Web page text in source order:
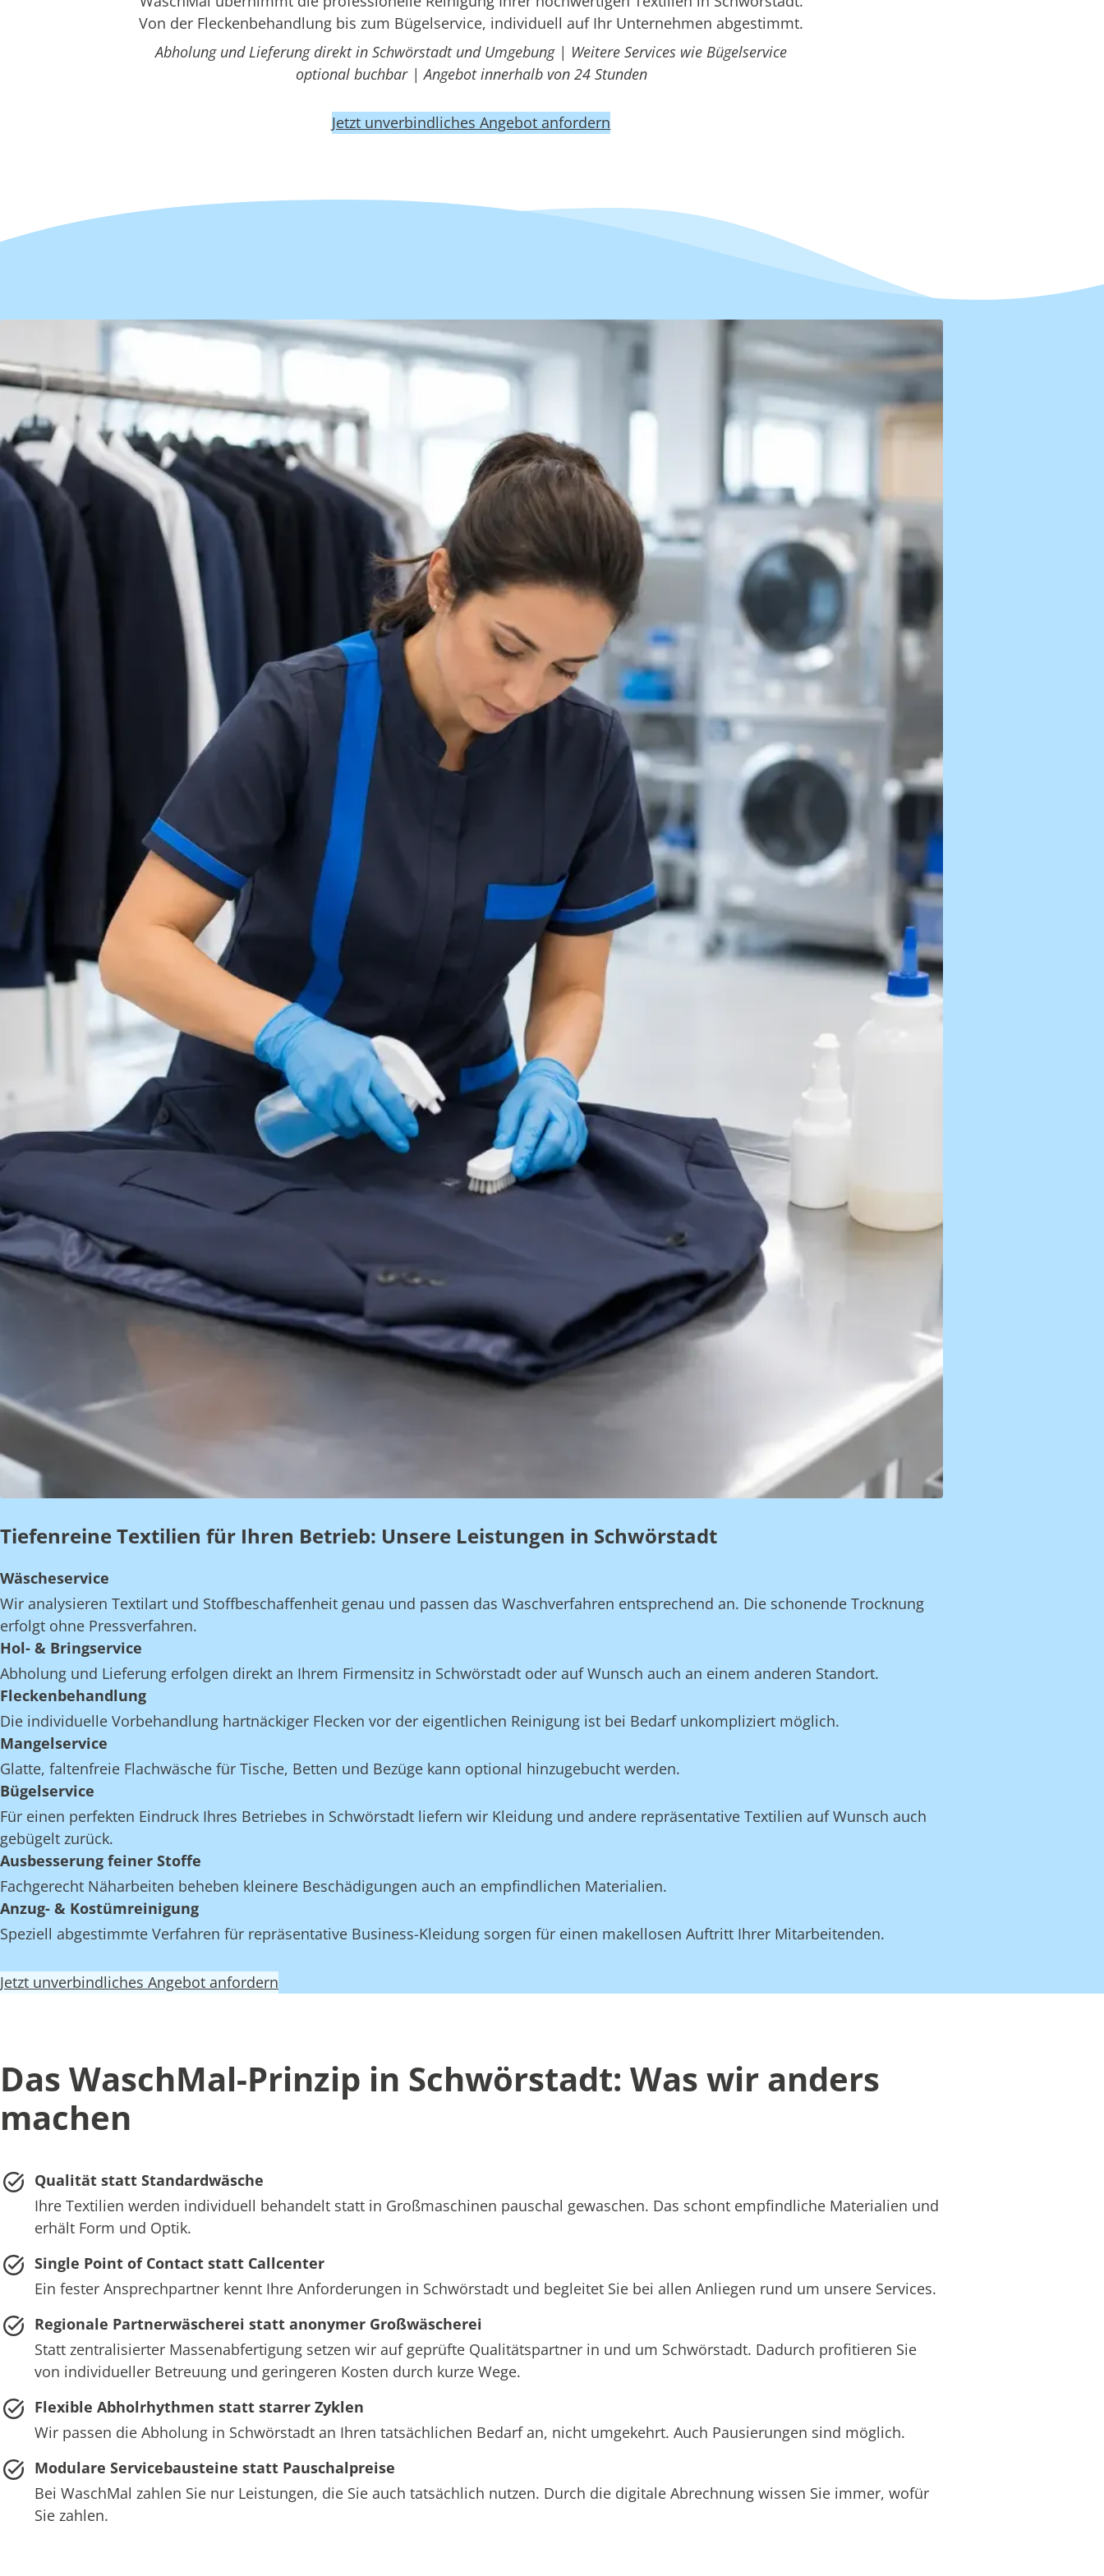
Von der Fleckenbehandlung bis zum Bügelservice, individuell auf Ihr Unternehmen abgestimmt.
Abholung und Lieferung direkt in Schwörstadt und Umgebung | Weitere Services wie Bügelservice
optional buchbar | Angebot innerhalb von 24 Stunden
Jetzt unverbindliches Angebot anfordern
Tiefenreine Textilien für Ihren Betrieb: Unsere Leistungen in Schwörstadt
Wäscheservice
Wir analysieren Textilart und Stoffbeschaffenheit genau und passen das Waschverfahren entsprechend an. Die schonende Trocknung
erfolgt ohne Pressverfahren.
Hol- & Bringservice
Abholung und Lieferung erfolgen direkt an Ihrem Firmensitz in Schwörstadt oder auf Wunsch auch an einem anderen Standort.
Fleckenbehandlung
Die individuelle Vorbehandlung hartnäckiger Flecken vor der eigentlichen Reinigung ist bei Bedarf unkompliziert möglich.
Mangelservice
Glatte, faltenfreie Flachwäsche für Tische, Betten und Bezüge kann optional hinzugebucht werden.
Bügelservice
Für einen perfekten Eindruck Ihres Betriebes in Schwörstadt liefern wir Kleidung und andere repräsentative Textilien auf Wunsch auch
gebügelt zurück.
Ausbesserung feiner Stoffe
Fachgerecht Näharbeiten beheben kleinere Beschädigungen auch an empfindlichen Materialien.
Anzug- & Kostümreinigung
Speziell abgestimmte Verfahren für repräsentative Business-Kleidung sorgen für einen makellosen Auftritt Ihrer Mitarbeitenden.
Jetzt unverbindliches Angebot anfordern
Das WaschMal-Prinzip in Schwörstadt: Was wir anders
machen
Qualität statt Standardwäsche
Ihre Textilien werden individuell behandelt statt in Großmaschinen pauschal gewaschen. Das schont empfindliche Materialien und
erhält Form und Optik.
Single Point of Contact statt Callcenter
Ein fester Ansprechpartner kennt Ihre Anforderungen in Schwörstadt und begleitet Sie bei allen Anliegen rund um unsere Services.
Regionale Partnerwäscherei statt anonymer Großwäscherei
Statt zentralisierter Massenabfertigung setzen wir auf geprüfte Qualitätspartner in und um Schwörstadt. Dadurch profitieren Sie
von individueller Betreuung und geringeren Kosten durch kurze Wege.
Flexible Abholrhythmen statt starrer Zyklen
Wir passen die Abholung in Schwörstadt an Ihren tatsächlichen Bedarf an, nicht umgekehrt. Auch Pausierungen sind möglich.
Modulare Servicebausteine statt Pauschalpreise
Bei WaschMal zahlen Sie nur Leistungen, die Sie auch tatsächlich nutzen. Durch die digitale Abrechnung wissen Sie immer, wofür
Sie zahlen.